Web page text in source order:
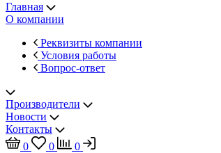
Главная
О компании
Реквизиты компании
Условия работы
Вопрос-ответ
Производители
Новости
Контакты
0
0
0